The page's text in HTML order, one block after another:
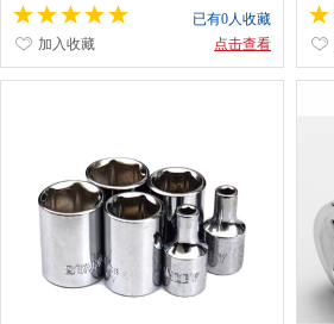
已有0人收藏
点击查看
加入收藏